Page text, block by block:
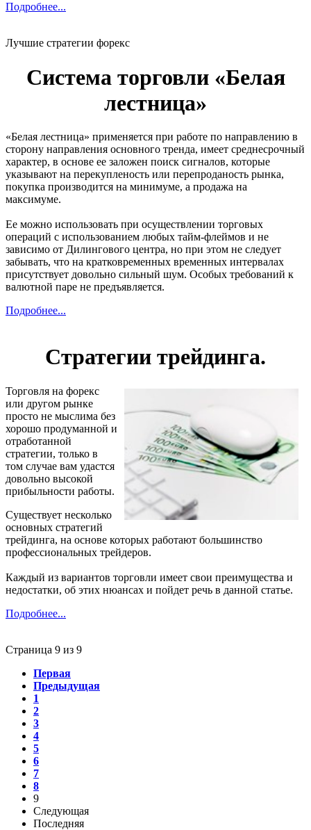
Подробнее...
Лучшие стратегии форекс
Система торговли «Белая
лестница»
«Белая лестница» применяется при работе по направлению в
сторону направления основного тренда, имеет среднесрочный
характер, в основе ее заложен поиск сигналов, которые
указывают на перекупленость или перепроданость рынка,
покупка производится на минимуме, а продажа на
максимуме.
Ее можно использовать при осуществлении торговых
операций с использованием любых тайм-флеймов и не
зависимо от Дилингового центра, но при этом не следует
забывать, что на кратковременных временных интервалах
присутствует довольно сильный шум. Особых требований к
валютной паре не предъявляется.
Подробнее...
Стратегии трейдинга.
Торговля на форекс
или другом рынке
просто не мыслима без
хорошо продуманной и
отработанной
стратегии, только в
том случае вам удастся
довольно высокой
прибыльности работы.
Существует несколько
основных стратегий
трейдинга, на основе которых работают большинство
профессиональных трейдеров.
Каждый из вариантов торговли имеет свои преимущества и
недостатки, об этих нюансах и пойдет речь в данной статье.
Подробнее...
Страница 9 из 9
Первая
Предыдущая
1
2
3
4
5
6
7
8
9
Следующая
Последняя